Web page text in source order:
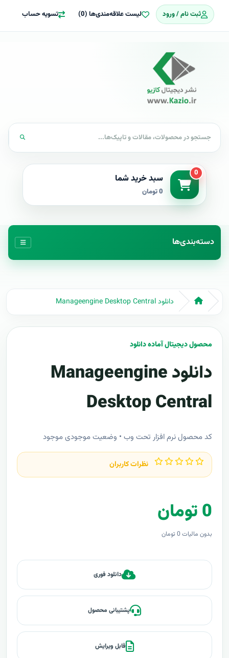
ثبت نام / ورود لیست علاقه‌مندی‌ها (0) تسویه حساب
0 سبد خرید شما
0 تومان
دسته‌بندی‌ها
دانلود Manageengine Desktop Central
محصول دیجیتال آماده دانلود
دانلود Manageengine
Desktop Central
کد محصول نرم افزار تحت وب • وضعیت موجودی موجود
نظرات کاربران
0 تومان
بدون مالیات 0 تومان
دانلود فوری
پشتیبانی محصول
قابل ویرایش